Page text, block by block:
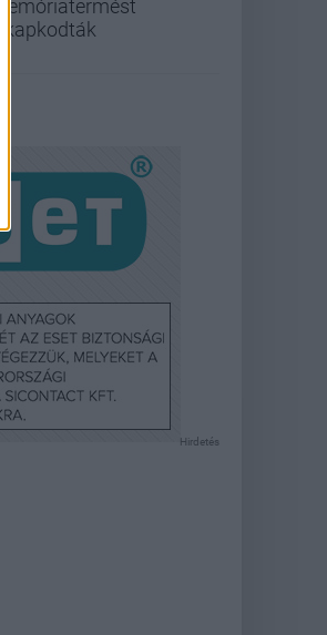
memóriatermést
elkapkodták
Hirdetés